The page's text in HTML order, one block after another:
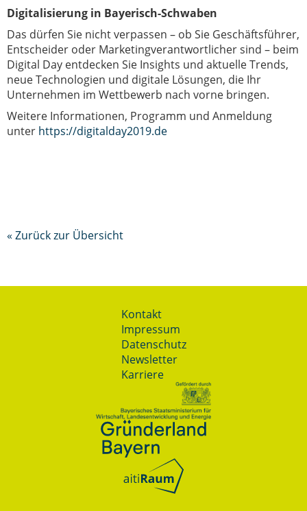
Digitalisierung in Bayerisch-Schwaben
Das dürfen Sie nicht verpassen – ob Sie Geschäftsführer,
Entscheider oder Marketingverantwortlicher sind – beim
Digital Day entdecken Sie Insights und aktuelle Trends,
neue Technologien und digitale Lösungen, die Ihr
Unternehmen im Wettbewerb nach vorne bringen.
Weitere Informationen, Programm und Anmeldung
unter https://digitalday2019.de
« Zurück zur Übersicht
Kontakt
Impressum
Datenschutz
Newsletter
Karriere